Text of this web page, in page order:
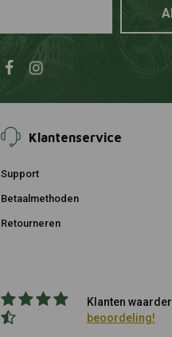
Klantenservice
Support
Betaalmethoden
Retourneren
Klanten
beoordeling!